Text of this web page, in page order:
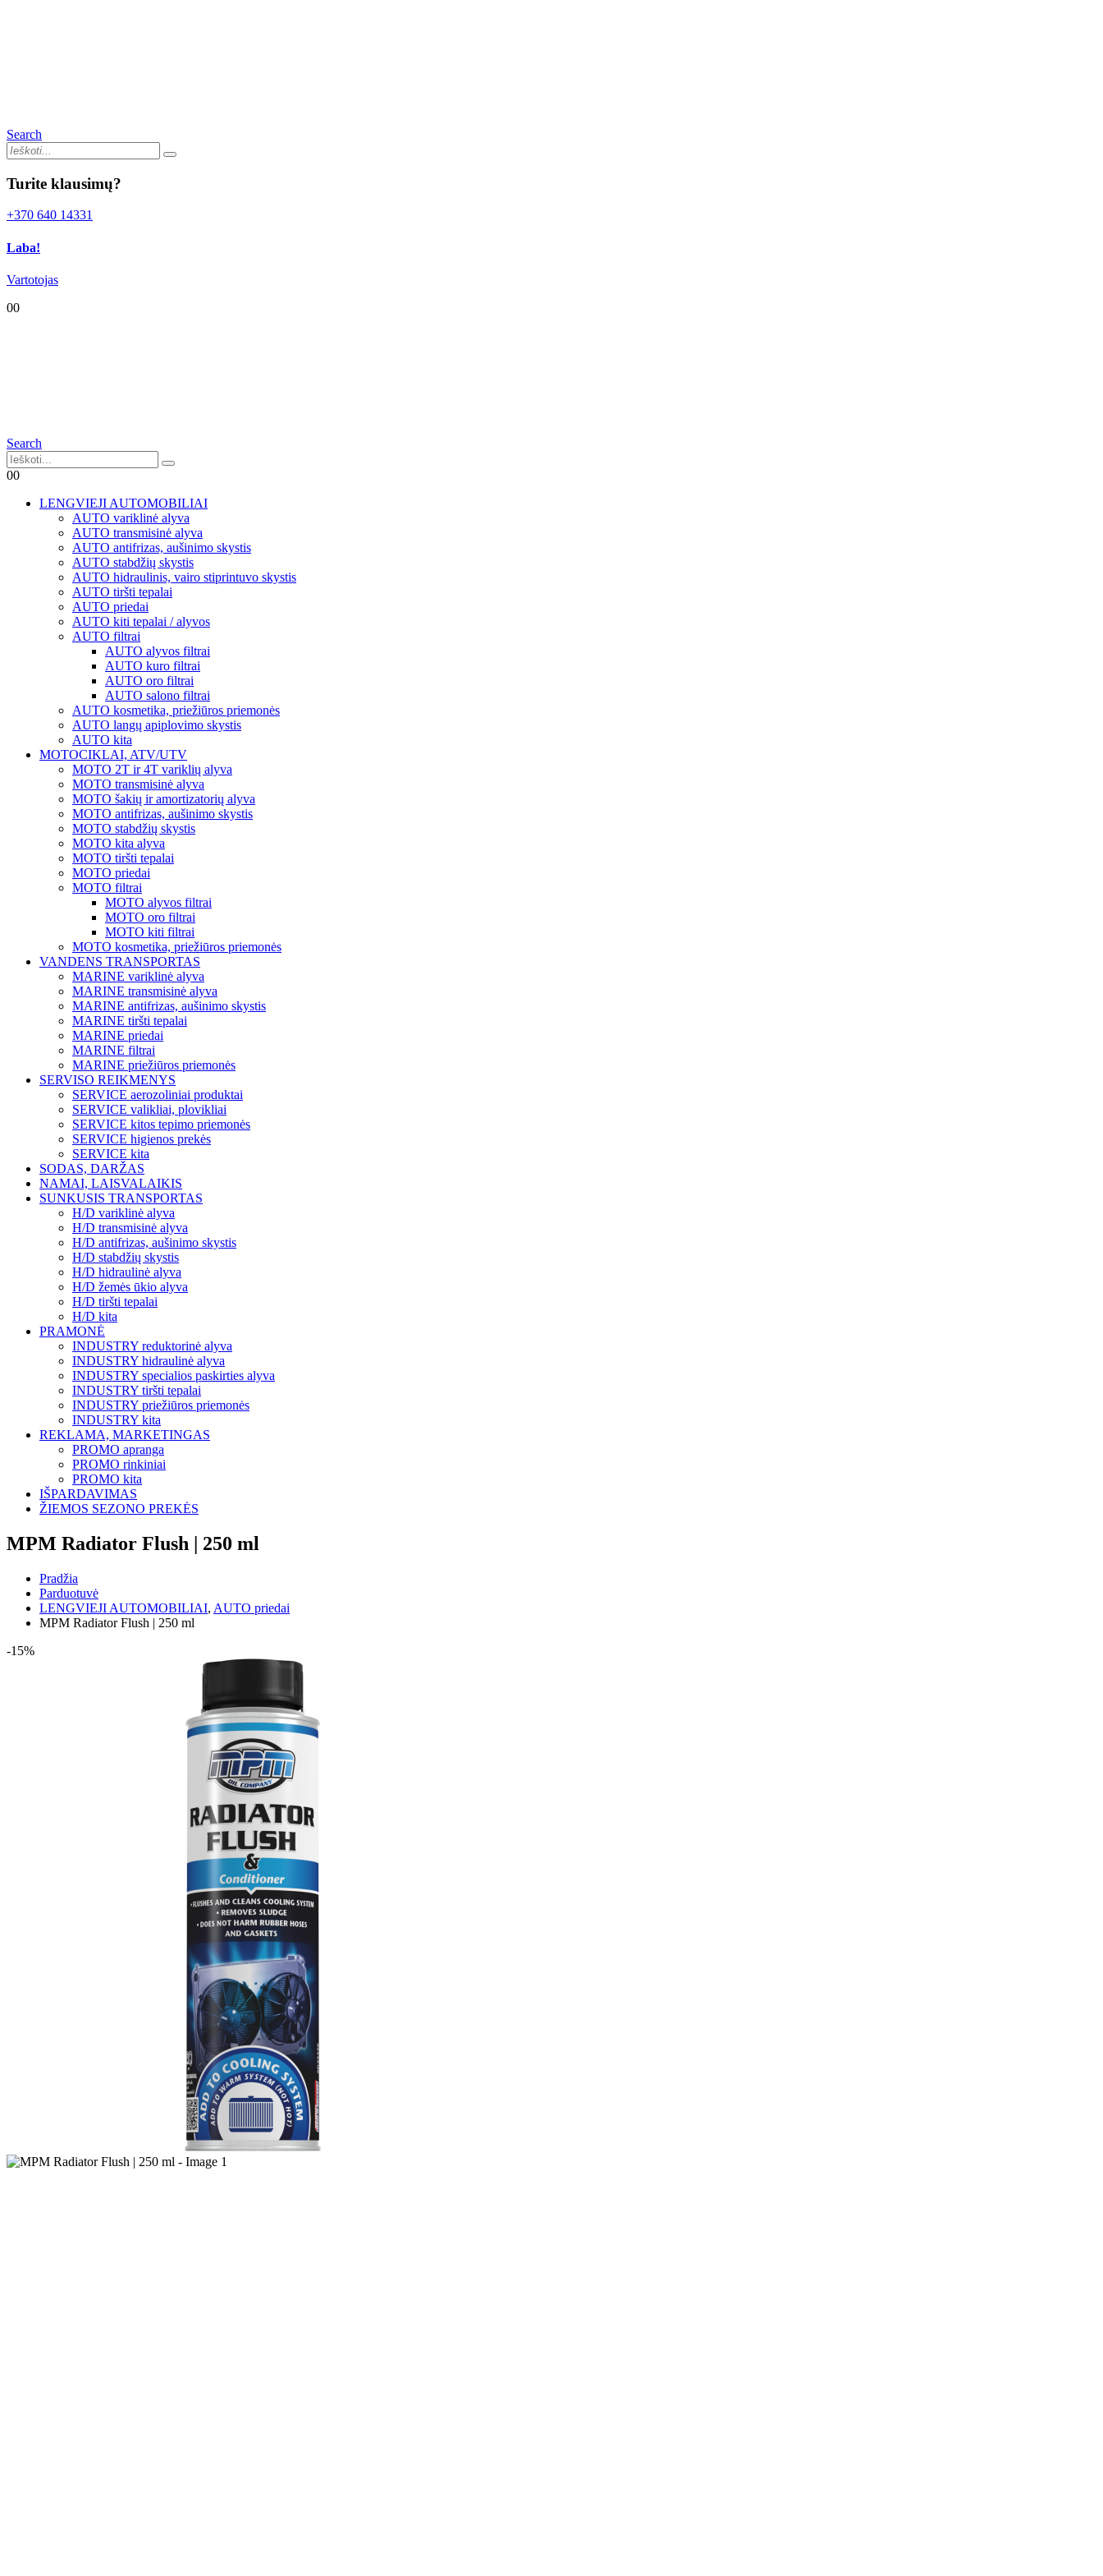
Search
Turite klausimų?
+370 640 14331
Laba!
Vartotojas
00
Search
00
LENGVIEJI AUTOMOBILIAI
AUTO variklinė alyva
AUTO transmisinė alyva
AUTO antifrizas, aušinimo skystis
AUTO stabdžių skystis
AUTO hidraulinis, vairo stiprintuvo skystis
AUTO tiršti tepalai
AUTO priedai
AUTO kiti tepalai / alyvos
AUTO filtrai
AUTO alyvos filtrai
AUTO kuro filtrai
AUTO oro filtrai
AUTO salono filtrai
AUTO kosmetika, priežiūros priemonės
AUTO langų apiplovimo skystis
AUTO kita
MOTOCIKLAI, ATV/UTV
MOTO 2T ir 4T variklių alyva
MOTO transmisinė alyva
MOTO šakių ir amortizatorių alyva
MOTO antifrizas, aušinimo skystis
MOTO stabdžių skystis
MOTO kita alyva
MOTO tiršti tepalai
MOTO priedai
MOTO filtrai
MOTO alyvos filtrai
MOTO oro filtrai
MOTO kiti filtrai
MOTO kosmetika, priežiūros priemonės
VANDENS TRANSPORTAS
MARINE variklinė alyva
MARINE transmisinė alyva
MARINE antifrizas, aušinimo skystis
MARINE tiršti tepalai
MARINE priedai
MARINE filtrai
MARINE priežiūros priemonės
SERVISO REIKMENYS
SERVICE aerozoliniai produktai
SERVICE valikliai, plovikliai
SERVICE kitos tepimo priemonės
SERVICE higienos prekės
SERVICE kita
SODAS, DARŽAS
NAMAI, LAISVALAIKIS
SUNKUSIS TRANSPORTAS
H/D variklinė alyva
H/D transmisinė alyva
H/D antifrizas, aušinimo skystis
H/D stabdžių skystis
H/D hidraulinė alyva
H/D žemės ūkio alyva
H/D tiršti tepalai
H/D kita
PRAMONĖ
INDUSTRY reduktorinė alyva
INDUSTRY hidraulinė alyva
INDUSTRY specialios paskirties alyva
INDUSTRY tiršti tepalai
INDUSTRY priežiūros priemonės
INDUSTRY kita
REKLAMA, MARKETINGAS
PROMO apranga
PROMO rinkiniai
PROMO kita
IŠPARDAVIMAS
ŽIEMOS SEZONO PREKĖS
MPM Radiator Flush | 250 ml
Pradžia
Parduotuvė
LENGVIEJI AUTOMOBILIAI, AUTO priedai
MPM Radiator Flush | 250 ml
-15%